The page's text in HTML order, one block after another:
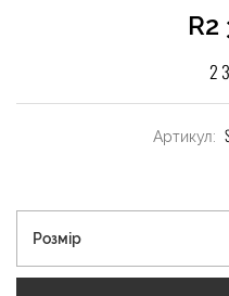
R2
2
Артикул:
Розмір